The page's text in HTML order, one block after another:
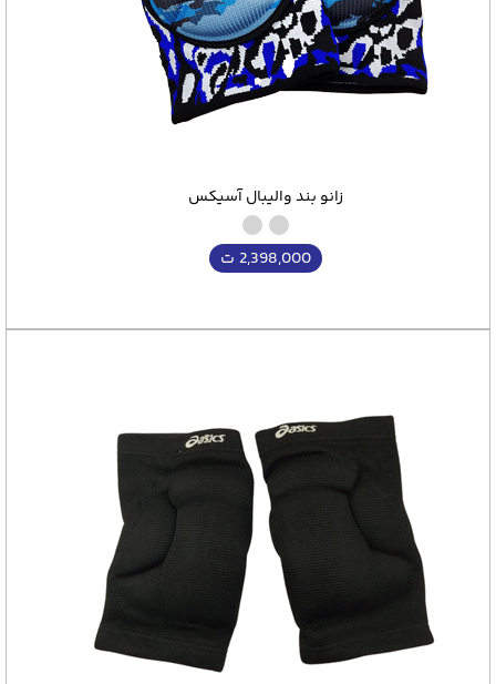
زانو بند والیبال آسیکس
2,398,000 ت